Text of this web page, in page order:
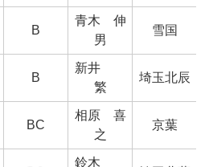
B
青木 伸
男
雪国
B
新井
繁
埼玉北辰
BC
相原 喜
之
京葉
鈴木